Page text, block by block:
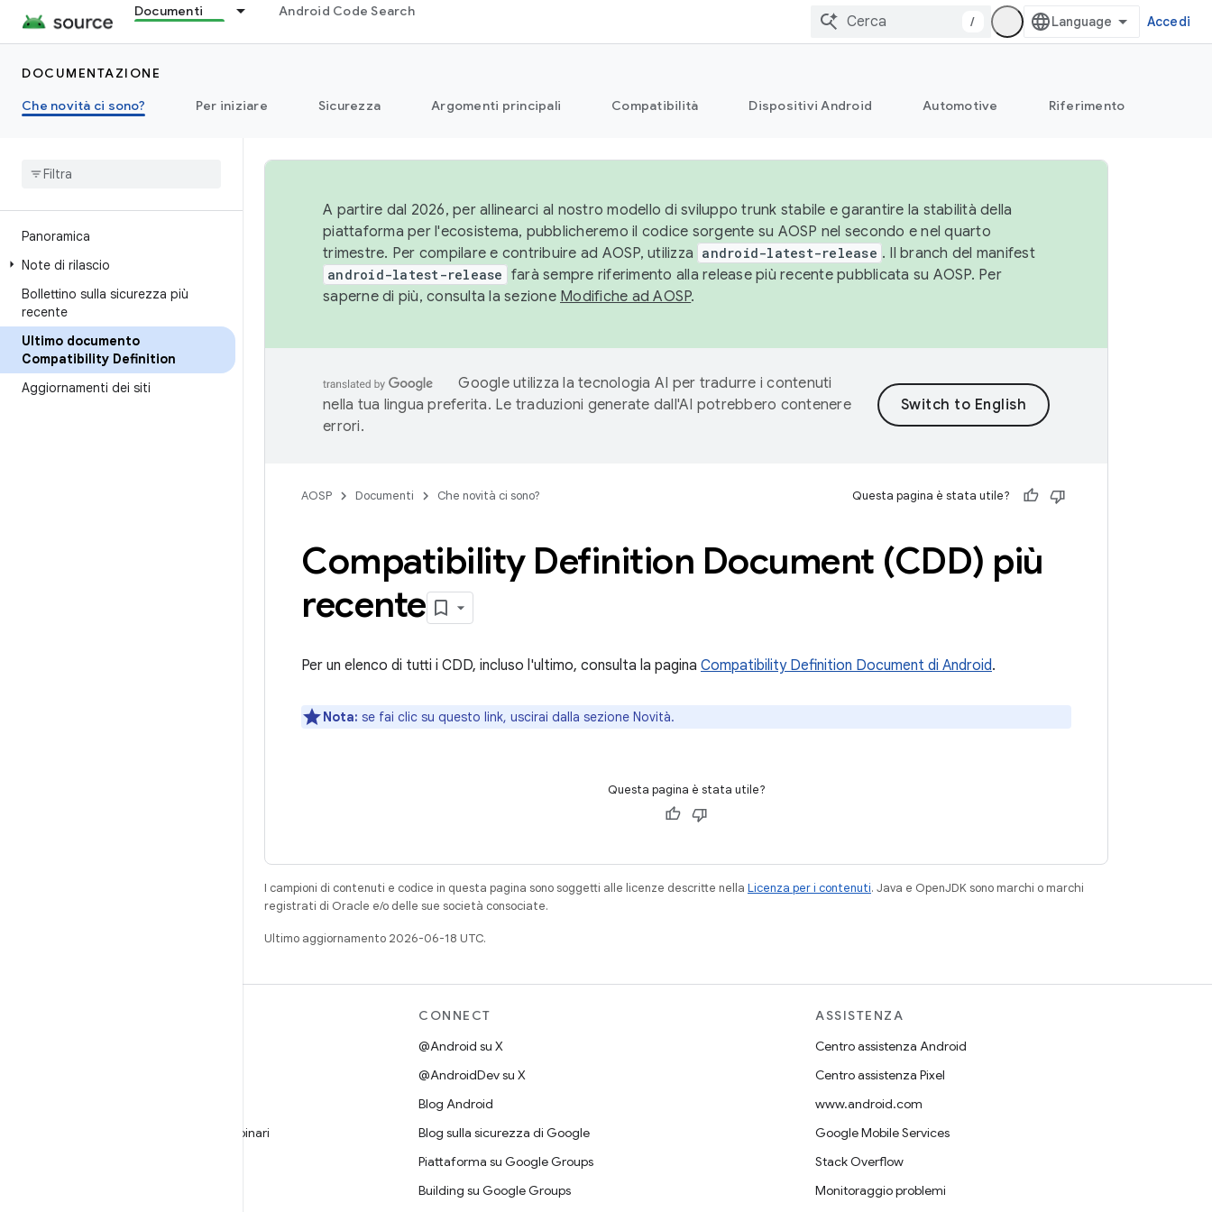
Documenti Android Code Search
/ Accedi
DOCUMENTAZIONE
Che novità ci sono?
Per iniziare Sicurezza Argomenti principali Compatibilità Dispositivi Android Automotive Riferimento
Panoramica
Note di rilascio
Bollettino sulla sicurezza più
recente
Ultimo documento
Compatibility Definition
Aggiornamenti dei siti
A partire dal 2026, per allinearci al nostro modello di sviluppo trunk stabile e garantire la stabilità della
piattaforma per l'ecosistema, pubblicheremo il codice sorgente su AOSP nel secondo e nel quarto
trimestre. Per compilare e contribuire ad AOSP, utilizza android-latest-release . Il branch del manifest
android-latest-release farà sempre riferimento alla release più recente pubblicata su AOSP. Per
saperne di più, consulta la sezione Modifiche ad AOSP.
Google utilizza la tecnologia AI per tradurre i contenuti
nella tua lingua preferita. Le traduzioni generate dall'AI potrebbero contenere
errori.
AOSP Documenti Che novità ci sono? Questa pagina è stata utile?
Compatibility Definition Document (CDD) più
recente
Per un elenco di tutti i CDD, incluso l'ultimo, consulta la pagina Compatibility Definition Document di Android.
Nota: se fai clic su questo link, uscirai dalla sezione Novità.
Questa pagina è stata utile?
I campioni di contenuti e codice in questa pagina sono soggetti alle licenze descritte nella Licenza per i contenuti. Java e OpenJDK sono marchi o marchi
registrati di Oracle e/o delle sue società consociate.
Ultimo aggiornamento 2026-06-18 UTC.
Visualizza l'anteprima dei programmi binari
CONNECT
@Android su X
@AndroidDev su X
Blog Android
Blog sulla sicurezza di Google
Piattaforma su Google Groups
Building su Google Groups
ASSISTENZA
Centro assistenza Android
Centro assistenza Pixel
www.android.com
Google Mobile Services
Stack Overflow
Monitoraggio problemi